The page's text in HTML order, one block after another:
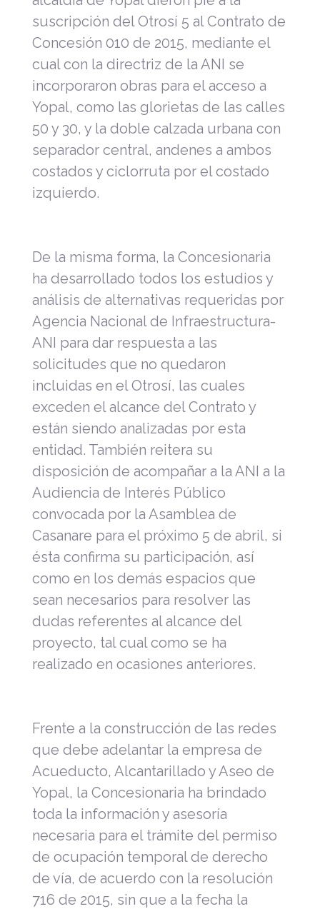
suscripción del Otrosí 5 al Contrato de
Concesión 010 de 2015, mediante el
cual con la directriz de la ANI se
incorporaron obras para el acceso a
Yopal, como las glorietas de las calles
50 y 30, y la doble calzada urbana con
separador central, andenes a ambos
costados y ciclorruta por el costado
izquierdo.
De la misma forma, la Concesionaria
ha desarrollado todos los estudios y
análisis de alternativas requeridas por
Agencia Nacional de Infraestructura-
ANI para dar respuesta a las
solicitudes que no quedaron
incluidas en el Otrosí, las cuales
exceden el alcance del Contrato y
están siendo analizadas por esta
entidad. También reitera su
disposición de acompañar a la ANI a la
Audiencia de Interés Público
convocada por la Asamblea de
Casanare para el próximo 5 de abril, si
ésta confirma su participación, así
como en los demás espacios que
sean necesarios para resolver las
dudas referentes al alcance del
proyecto, tal cual como se ha
realizado en ocasiones anteriores.
Frente a la construcción de las redes
que debe adelantar la empresa de
Acueducto, Alcantarillado y Aseo de
Yopal, la Concesionaria ha brindado
toda la información y asesoría
necesaria para el trámite del permiso
de ocupación temporal de derecho
de vía, de acuerdo con la resolución
716 de 2015, sin que a la fecha la